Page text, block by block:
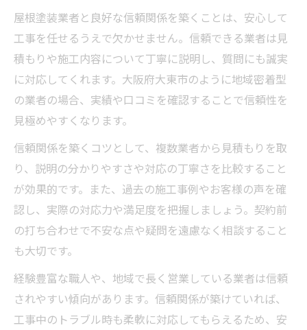
屋根塗装業者と良好な信頼関係を築くことは、安心して
工事を任せるうえで欠かせません。信頼できる業者は見
積もりや施工内容について丁寧に説明し、質問にも誠実
に対応してくれます。大阪府大東市のように地域密着型
の業者の場合、実績や口コミを確認することで信頼性を
見極めやすくなります。
信頼関係を築くコツとして、複数業者から見積もりを取
り、説明の分かりやすさや対応の丁寧さを比較すること
が効果的です。また、過去の施工事例やお客様の声を確
認し、実際の対応力や満足度を把握しましょう。契約前
の打ち合わせで不安な点や疑問を遠慮なく相談すること
も大切です。
経験豊富な職人や、地域で長く営業している業者は信頼
されやすい傾向があります。信頼関係が築けていれば、
工事中のトラブル時も柔軟に対応してもらえるため、安